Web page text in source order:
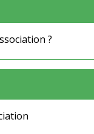
?